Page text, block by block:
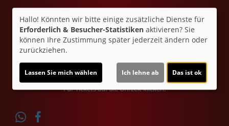
Sa 03.10.
19:00
2D
Für Tickets auf die Uhrzeit klicken.
Hallo! Könnten wir bitte einige zusätzliche Dienste für
Erforderlich & Besucher-Statistiken aktivieren? Sie
können Ihre Zustimmung später jederzeit ändern oder
zurückziehen.
Lassen Sie mich wählen Ich lehne ab Das ist ok